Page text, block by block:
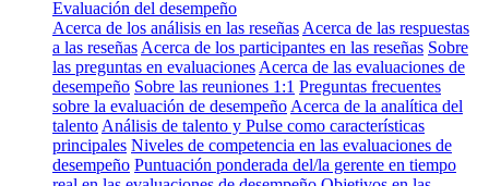
Evaluación del desempeño
Acerca de los análisis en las reseñas Acerca de las respuestas
a las reseñas Acerca de los participantes en las reseñas Sobre
las preguntas en evaluaciones Acerca de las evaluaciones de
desempeño Sobre las reuniones 1:1 Preguntas frecuentes
sobre la evaluación de desempeño Acerca de la analítica del
talento Análisis de talento y Pulse como características
principales Niveles de competencia en las evaluaciones de
desempeño Puntuación ponderada del/la gerente en tiempo